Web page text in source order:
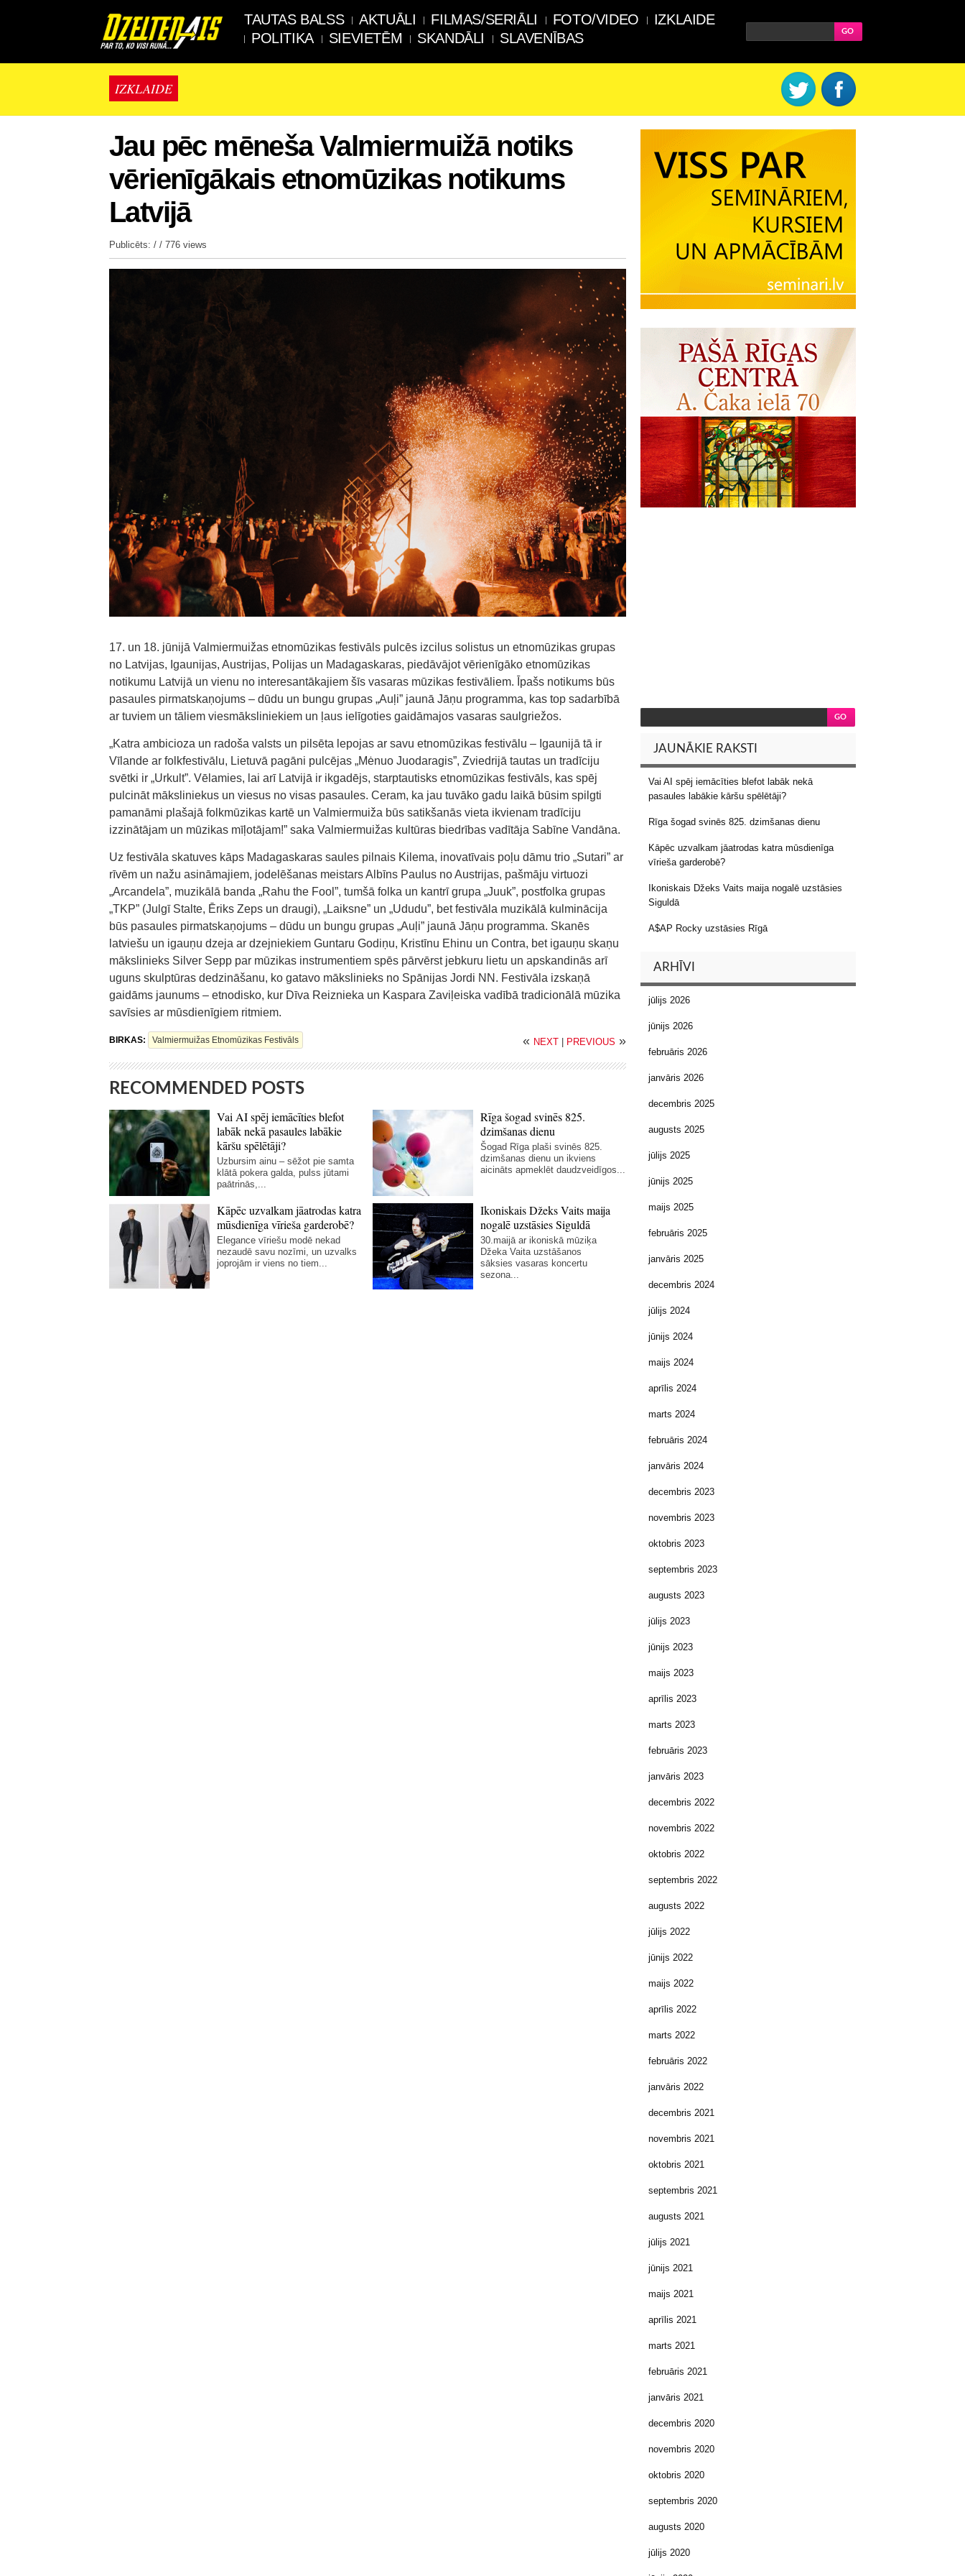
TAUTAS BALSS AKTUĀLI FILMAS/SERIĀLI FOTO/VIDEO
IZKLAIDE
POLITIKA
SIEVIETĒM SKANDĀLI SLAVENĪBAS
IZKLAIDE
Jau pēc mēneša Valmiermuižā notiks
vērienīgākais etnomūzikas notikums
Latvijā
Publicēts: / / 776 views
17. un 18. jūnijā Valmiermuižas etnomūzikas festivāls pulcēs izcilus solistus un etnomūzikas grupas
no Latvijas, Igaunijas, Austrijas, Polijas un Madagaskaras, piedāvājot vērienīgāko etnomūzikas
notikumu Latvijā un vienu no interesantākajiem šīs vasaras mūzikas festivāliem. Īpašs notikums būs
pasaules pirmatskaņojums – dūdu un bungu grupas „Auļi” jaunā Jāņu programma, kas top sadarbībā
ar tuviem un tāliem viesmāksliniekiem un ļaus ielīgoties gaidāmajos vasaras saulgriežos.
„Katra ambicioza un radoša valsts un pilsēta lepojas ar savu etnomūzikas festivālu – Igaunijā tā ir
Vīlande ar folkfestivālu, Lietuvā pagāni pulcējas „Mėnuo Juodaragis”, Zviedrijā tautas un tradīciju
svētki ir „Urkult”. Vēlamies, lai arī Latvijā ir ikgadējs, starptautisks etnomūzikas festivāls, kas spēj
pulcināt māksliniekus un viesus no visas pasaules. Ceram, ka jau tuvāko gadu laikā būsim spilgti
pamanāmi plašajā folkmūzikas kartē un Valmiermuiža būs satikšanās vieta ikvienam tradīciju
izzinātājam un mūzikas mīļotājam!” saka Valmiermuižas kultūras biedrības vadītāja Sabīne Vandāna.
Uz festivāla skatuves kāps Madagaskaras saules pilnais Kilema, inovatīvais poļu dāmu trio „Sutari” ar
rīvēm un nažu asināmajiem, jodelēšanas meistars Albīns Paulus no Austrijas, pašmāju virtuozi
„Arcandela”, muzikālā banda „Rahu the Fool”, tumšā folka un kantrī grupa „Juuk”, postfolka grupas
„TKP” (Julgī Stalte, Ēriks Zeps un draugi), „Laiksne” un „Ududu”, bet festivāla muzikālā kulminācija
būs pasaules pirmatskaņojums – dūdu un bungu grupas „Auļi” jaunā Jāņu programma. Skanēs
latviešu un igauņu dzeja ar dzejniekiem Guntaru Godiņu, Kristīnu Ehinu un Contra, bet igauņu skaņu
mākslinieks Silver Sepp par mūzikas instrumentiem spēs pārvērst jebkuru lietu un apskandinās arī
uguns skulptūras dedzināšanu, ko gatavo mākslinieks no Spānijas Jordi NN. Festivāla izskaņā
gaidāms jaunums – etnodisko, kur Dīva Reiznieka un Kaspara Zaviļeiska vadībā tradicionālā mūzika
savīsies ar mūsdienīgiem ritmiem.
BIRKAS: Valmiermuižas Etnomūzikas Festivāls « NEXT PREVIOUS »
RECOMMENDED POSTS
Vai AI spēj iemācīties blefot
labāk nekā pasaules labākie
kāršu spēlētāji?
Uzbursim ainu – sēžot pie samta
klātā pokera galda, pulss jūtami
paātrinās,...
Rīga šogad svinēs 825.
dzimšanas dienu
Šogad Rīga plaši svinēs 825.
dzimšanas dienu un ikviens
aicināts apmeklēt daudzveidīgos...
Kāpēc uzvalkam jāatrodas katra
mūsdienīga vīrieša garderobē?
Elegance vīriešu modē nekad
nezaudē savu nozīmi, un uzvalks
joprojām ir viens no tiem...
Ikoniskais Džeks Vaits maija
nogalē uzstāsies Siguldā
30.maijā ar ikoniskā mūziķa
Džeka Vaita uzstāšanos
sāksies vasaras koncertu
sezona...
JAUNĀKIE RAKSTI
Vai AI spēj iemācīties blefot labāk nekā
pasaules labākie kāršu spēlētāji?
Rīga šogad svinēs 825. dzimšanas dienu
Kāpēc uzvalkam jāatrodas katra mūsdienīga
vīrieša garderobē?
Ikoniskais Džeks Vaits maija nogalē uzstāsies
Siguldā
A$AP Rocky uzstāsies Rīgā
ARHĪVI
jūlijs 2026
jūnijs 2026
februāris 2026
janvāris 2026
decembris 2025
augusts 2025
jūlijs 2025
jūnijs 2025
maijs 2025
februāris 2025
janvāris 2025
decembris 2024
jūlijs 2024
jūnijs 2024
maijs 2024
aprīlis 2024
marts 2024
februāris 2024
janvāris 2024
decembris 2023
novembris 2023
oktobris 2023
septembris 2023
augusts 2023
jūlijs 2023
jūnijs 2023
maijs 2023
aprīlis 2023
marts 2023
februāris 2023
janvāris 2023
decembris 2022
novembris 2022
oktobris 2022
septembris 2022
augusts 2022
jūlijs 2022
jūnijs 2022
maijs 2022
aprīlis 2022
marts 2022
februāris 2022
janvāris 2022
decembris 2021
novembris 2021
oktobris 2021
septembris 2021
augusts 2021
jūlijs 2021
jūnijs 2021
maijs 2021
aprīlis 2021
marts 2021
februāris 2021
janvāris 2021
decembris 2020
novembris 2020
oktobris 2020
septembris 2020
augusts 2020
jūlijs 2020